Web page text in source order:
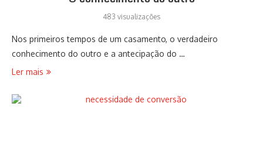
483 visualizações
Nos primeiros tempos de um casamento, o verdadeiro
conhecimento do outro e a antecipação do …
Ler mais